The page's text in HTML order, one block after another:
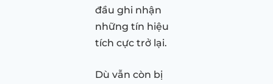
đầu ghi nhận
những tín hiệu
tích cực trở lại.
Dù vẫn còn bị